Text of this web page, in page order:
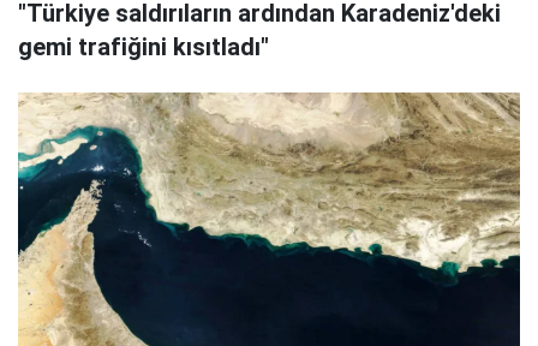
"Türkiye saldırıların ardından Karadeniz'deki
gemi trafiğini kısıtladı"